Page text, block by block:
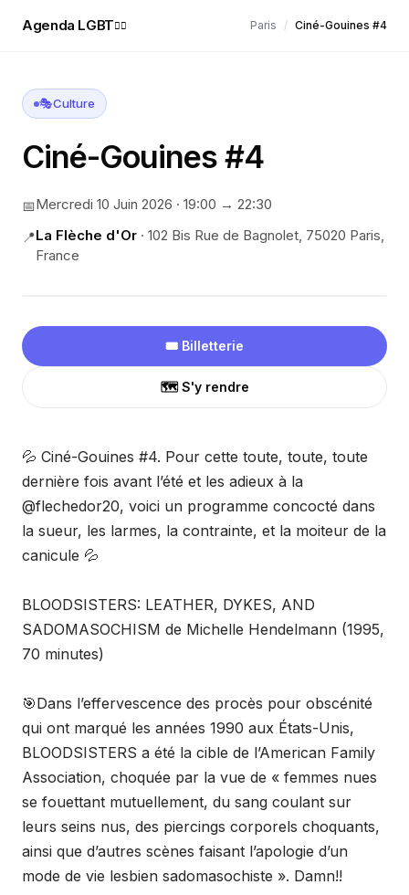
Agenda LGBT🏳️‍🌈 Paris / Ciné-Gouines #4
🎭Culture
Ciné-Gouines #4
📅Mercredi 10 Juin 2026 · 19:00 → 22:30
📍La Flèche d'Or · 102 Bis Rue de Bagnolet, 75020 Paris,
France
🎟️ Billetterie
🗺️ S'y rendre
💦 Ciné-Gouines #4. Pour cette toute, toute, toute
dernière fois avant l’été et les adieux à la
@flechedor20, voici un programme concocté dans
la sueur, les larmes, la contrainte, et la moiteur de la
canicule 💦
BLOODSISTERS: LEATHER, DYKES, AND
SADOMASOCHISM de Michelle Hendelmann (1995,
70 minutes)
🎯Dans l’effervescence des procès pour obscénité
qui ont marqué les années 1990 aux États-Unis,
BLOODSISTERS a été la cible de l’American Family
Association, choquée par la vue de « femmes nues
se fouettant mutuellement, du sang coulant sur
leurs seins nus, des piercings corporels choquants,
ainsi que d’autres scènes faisant l’apologie d’un
mode de vie lesbien sadomasochiste ». Damn!!